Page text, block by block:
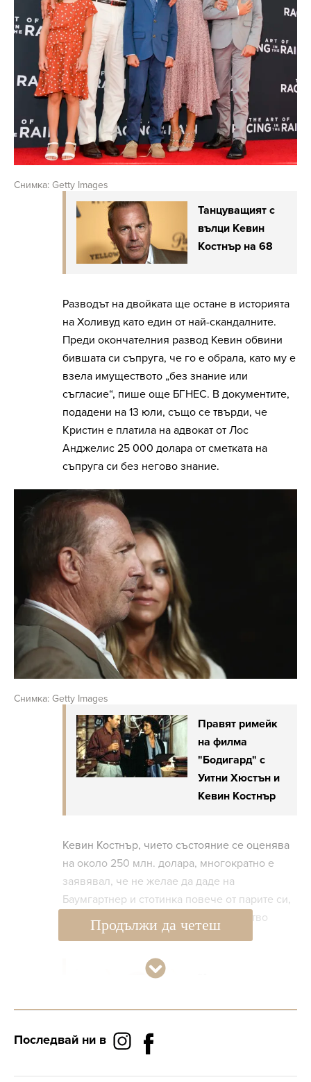
Снимка: Getty Images
Танцуващият с
вълци Кевин
Костнър на 68
Разводът на двойката ще остане в историята
на Холивуд като един от най-скандалните.
Преди окончателния развод Кевин обвини
бившата си съпруга, че го е обрала, като му е
взела имуществото „без знание или
съгласие“, пише още БГНЕС. В документите,
подадени на 13 юли, също се твърди, че
Кристин е платила на адвокат от Лос
Анджелис 25 000 долара от сметката на
съпруга си без негово знание.
Снимка: Getty Images
Правят римейк
на филма
"Бодигард" с
Уитни Хюстън и
Кевин Костнър
Кевин Костнър, чието състояние се оценява
на около 250 млн. долара, многократно е
заявявал, че не желае да даде на
Баумгартнер и стотинка повече от парите си,
спечелени от участието му в множество
родител": Кевин
Продължи да четеш
Последвай ни в